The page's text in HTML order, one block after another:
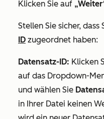
Klicken Sie auf
Stellen Sie sicher,
ID zugeordnet haben:
Datensatz-ID: Klicken
auf das Dropdown-
und wählen Sie
in Ihrer Datei keinen